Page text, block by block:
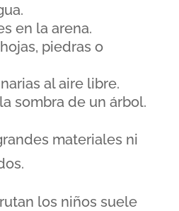
en la arena.
piedras o
al aire libre.
sombra de un árbol.
materiales ni
los niños suele